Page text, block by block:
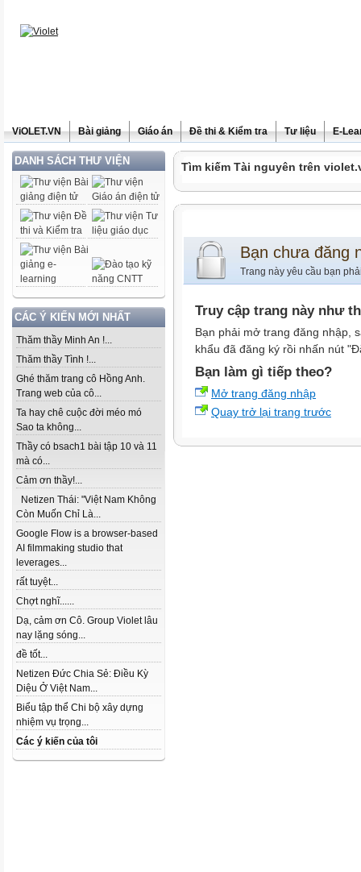
ViOLET.VN Bài giảng Giáo án Đề thi & Kiểm tra Tư liệu E-
DANH SÁCH THƯ VIỆN
CÁC Ý KIẾN MỚI NHẤT
Thăm thầy Minh An !...
Thăm thầy Tình !...
Ghé thăm trang cô Hồng Anh.
Trang web của cô...
Ta hay chê cuộc đời méo mó
Sao ta không...
Thầy có bsach1 bài tập 10 và 11
mà có...
Cảm ơn thầy!...
Netizen Thái: "Việt Nam Không
Còn Muốn Chỉ Là...
Google Flow is a browser-based
AI filmmaking studio that
leverages...
rất tuyệt...
Chợt nghĩ......
Dạ, cảm ơn Cô. Group Violet lâu
nay lặng sóng...
đề tốt...
Netizen Đức Chia Sẻ: Điều Kỳ
Diệu Ở Việt Nam...
Biểu tập thể Chi bộ xây dựng
nhiệm vụ trọng...
Các ý kiến của tôi
Tìm kiếm Tài nguyên trên
Bạn chưa đăng
Trang này yêu cầu bạn
Truy cập trang này như
Bạn phải mở trang đăng nhập,
khẩu đã đăng ký rồi nhấn nút
Bạn làm gì tiếp theo?
Mở trang đăng nhập
Quay trở lại trang trước